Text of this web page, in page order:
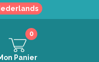
Panier
0